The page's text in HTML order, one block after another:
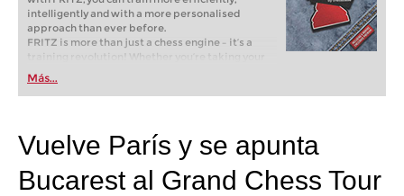
intelligently and with a more personalised
approach than ever before.
FRITZ is more than just a chess engine – it’s a
training revolution! Whether you’re taking your
first steps into the world of club chess, or already
playing at a tournament level: with FRITZ, you can
train more efficiently, intelligently and with a
Más...
Vuelve París y se apunta
Bucarest al Grand Chess Tour